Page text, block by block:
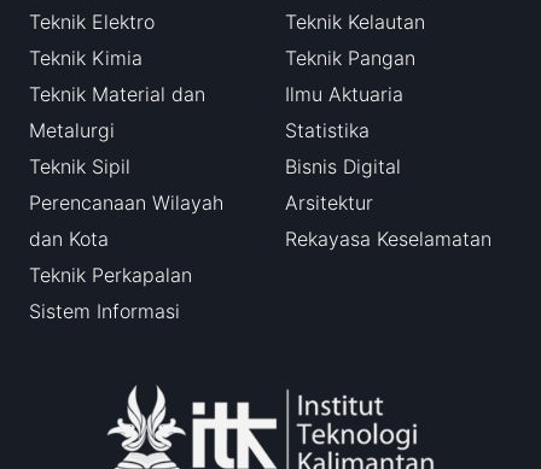
Teknik Elektro
Teknik Kimia
Teknik Material dan
Metalurgi
Teknik Sipil
Perencanaan Wilayah
dan Kota
Teknik Perkapalan
Sistem Informasi
Teknik Kelautan
Teknik Pangan
Ilmu Aktuaria
Statistika
Bisnis Digital
Arsitektur
Rekayasa Keselamatan